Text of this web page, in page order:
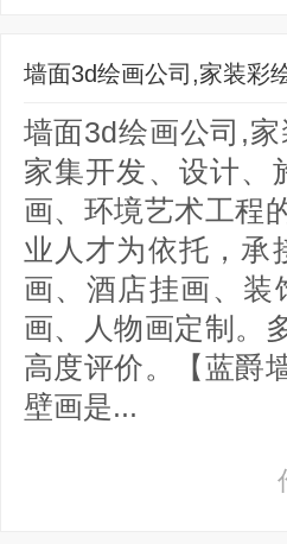
墙面3d绘画公司,家装彩
墙面3d绘画公司,
家集开发、设计、
画、环境艺术工程
业人才为依托，承
画、酒店挂画、
画、人物画定制。
高度评价。【蓝爵
壁画是...